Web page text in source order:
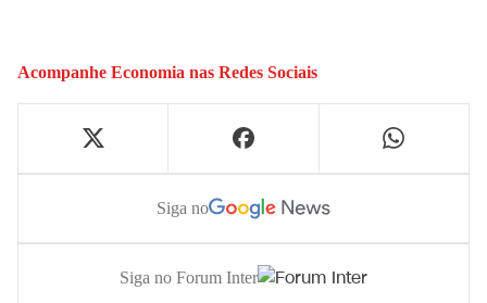
Acompanhe Economia nas Redes Sociais
Siga no
Siga no Forum Inter